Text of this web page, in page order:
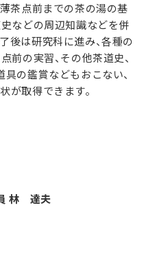
薄茶点前までの茶の湯の基
史などの周辺知識などを併
後は研究科に進み、各種の
前の実習、その他茶道史、
の鑑賞などもおこない、
が取得できます。
林 達夫